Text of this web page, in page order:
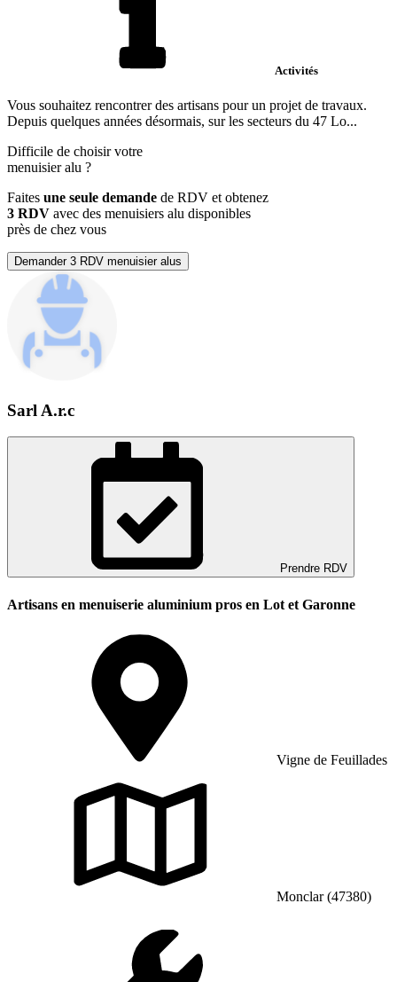
Activités
Vous souhaitez rencontrer des artisans pour un projet de travaux.
Depuis quelques années désormais, sur les secteurs du 47 Lo...
Difficile de choisir votre
menuisier alu ?
Faites une seule demande de RDV et obtenez
3 RDV avec des menuisiers alu disponibles
près de chez vous
Demander 3 RDV menuisier alus
Sarl A.r.c
Prendre RDV
Artisans en menuiserie aluminium pros en Lot et Garonne
Vigne de Feuillades
Monclar (47380)